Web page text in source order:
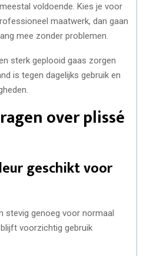
voldoende. Kies je voor
maatwerk, dan gaan
mee zonder problemen.
sterk geplooid gaas zorgen
is tegen dagelijks gebruik en
over plissé
geschikt voor
stevig genoeg voor normaal
voorzichtig gebruik